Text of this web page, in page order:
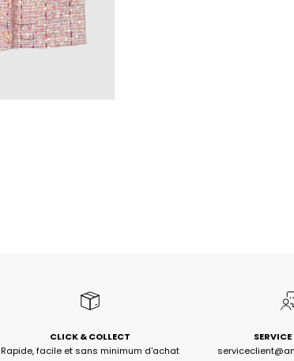
CLICK & COLLECT
Rapide, facile et sans minimum d'achat